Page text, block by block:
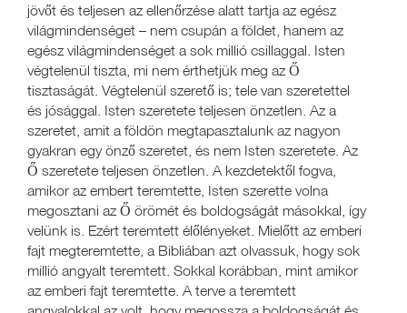
jövőt és teljesen az ellenőrzése alatt tartja az egész
világmindenséget – nem csupán a földet, hanem az
egész világmindenséget a sok millió csillaggal. Isten
végtelenül tiszta, mi nem érthetjük meg az Ő
tisztaságát. Végtelenül szerető is; tele van szeretettel
és jósággal. Isten szeretete teljesen önzetlen. Az a
szeretet, amit a földön megtapasztalunk az nagyon
gyakran egy önző szeretet, és nem Isten szeretete. Az
Ő szeretete teljesen önzetlen. A kezdetektől fogva,
amikor az embert teremtette, Isten szerette volna
megosztani az Ő örömét és boldogságát másokkal, így
velünk is. Ezért teremtett élőlényeket. Mielőtt az emberi
fajt megteremtette, a Bibliában azt olvassuk, hogy sok
millió angyalt teremtett. Sokkal korábban, mint amikor
az emberi fajt teremtette. A terve a teremtett